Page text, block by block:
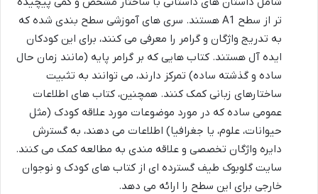
تر از سطح A1 هستند. سری های آموزشی سطح بندی شده که
به تدریج واژگان و گرامر را معرفی می کنند، برای این کودکان
ایده آل هستند. کتاب هایی که بر گرامر پایه (مانند زمان حال
ساده و گذشته ساده) تمرکز دارند، می توانند به تثبیت
ساختارهای زبانی کمک کنند. همچنین، کتاب های اطلاعات
عمومی ساده که در مورد موضوعات مورد علاقه کودک (مثل
حیوانات، علوم، یا جغرافیا) اطلاعات می دهند، به گسترش
دایره واژگان تخصصی و علاقه مندی به مطالعه کمک می کنند.
سایت گلوبوک طیف گسترده ای از کتاب های کودک و نوجوان
خارجی برای این سطح را ارائه می دهد.